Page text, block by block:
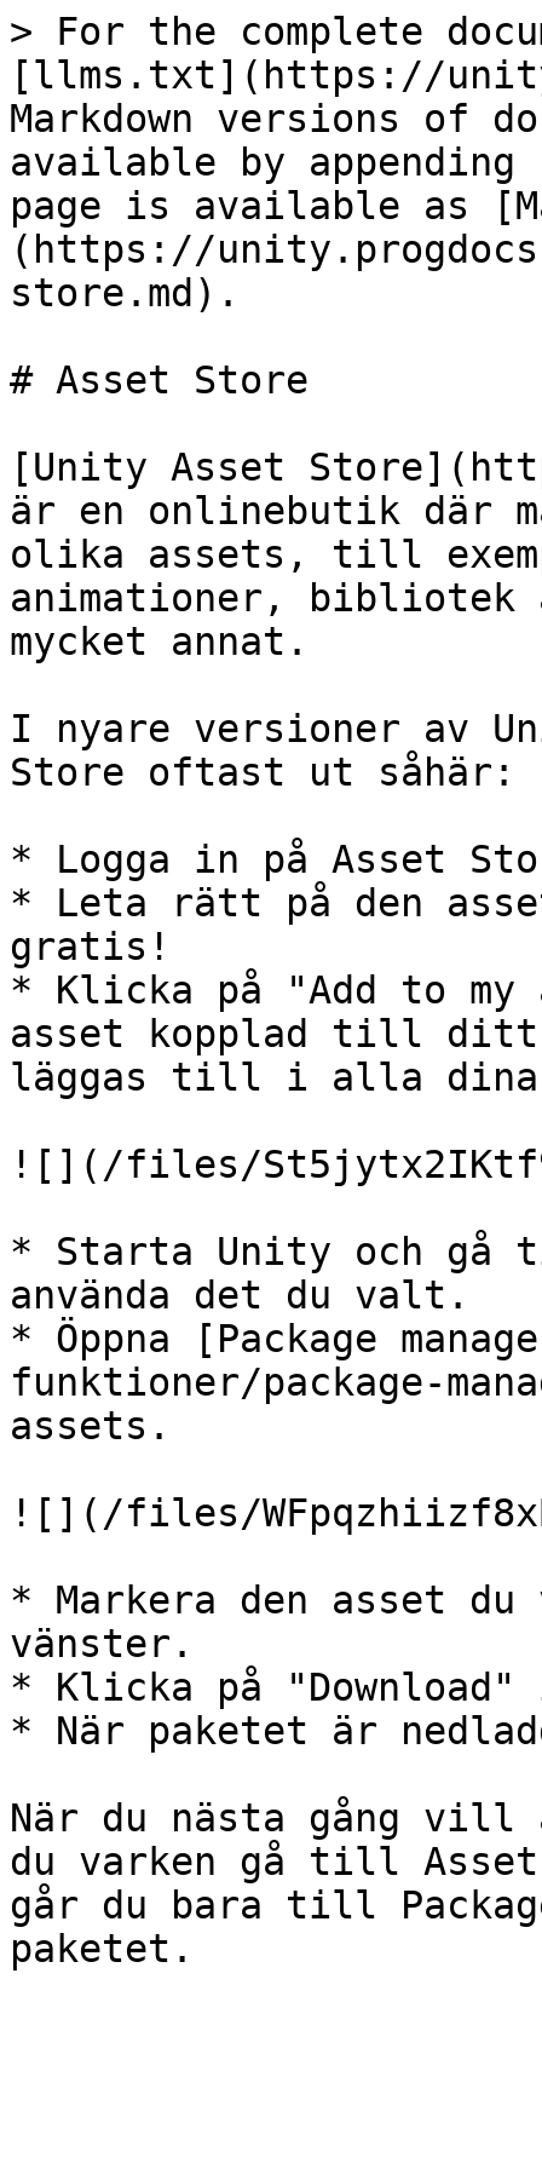
> For the complete
[llms.txt](https://
Markdown versions of
available by
page is available as
(https://
store.md).
# Asset Store
[Unity Asset
är en onlinebutik där
olika assets, till
animationer, bibliotek
mycket annat.
I nyare versioner av
Store oftast ut såhär:
* Logga in på Asset
* Leta rätt på den
gratis!
* Klicka på "Add to my
asset kopplad till
läggas till i alla
![](/files/
* Starta Unity och
använda det du valt.
* Öppna [Package
funktioner/package-
assets.
![](/files/
* Markera den asset
vänster.
* Klicka på
* När paketet är
När du nästa gång vill
du varken gå till
går du bara till